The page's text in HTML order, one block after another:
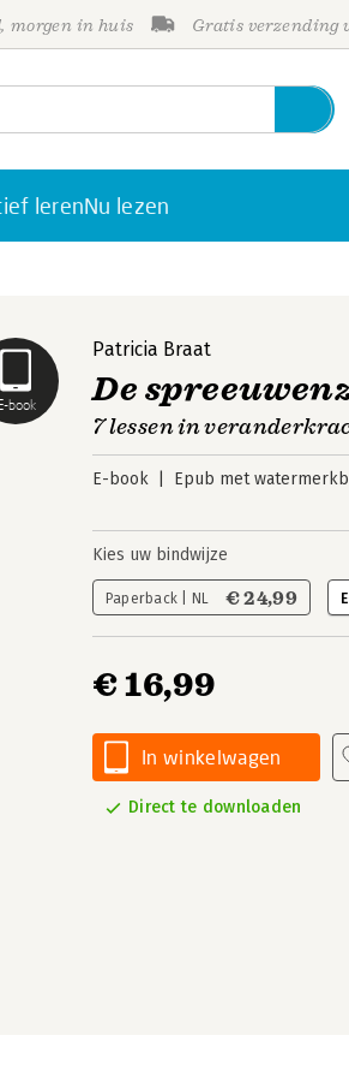
morgen in huis Gratis verzending
lerenNu lezen
book
Patricia Braat
De
7 lessen in
E-book Epub met
Kies uw bindwijze
Paperback | NL € 24,99
€ 16,99
In winkelwagen
Direct te downloaden